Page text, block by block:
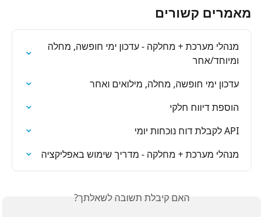
מאמרים קשורים
מנהלי מערכת + מחלקה - עדכון ימי חופשה, מחלה
ומיוחד/אחר
עדכון ימי חופשה, מחלה, מילואים ואחר
הוספת דיווח חלקי
API לקבלת דוח נוכחות יומי
מנהלי מערכת + מחלקה - מדריך שימוש באפליקציה
האם קיבלת תשובה לשאלתך?